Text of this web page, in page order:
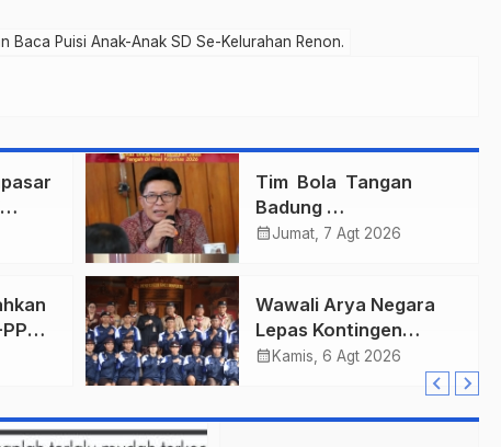
Baca Puisi Anak-Anak SD Se-Kelurahan Renon.
Tim Bola Tangan
Badung
Persembahkan Emas
Kejurnas 2026
calendar_monthJumat, 7 Agt 2026
Wawali Arya Negara
Lepas Kontingen
Kwarcab Denpasar
calendar_month Kamis, 6 Agt 2026